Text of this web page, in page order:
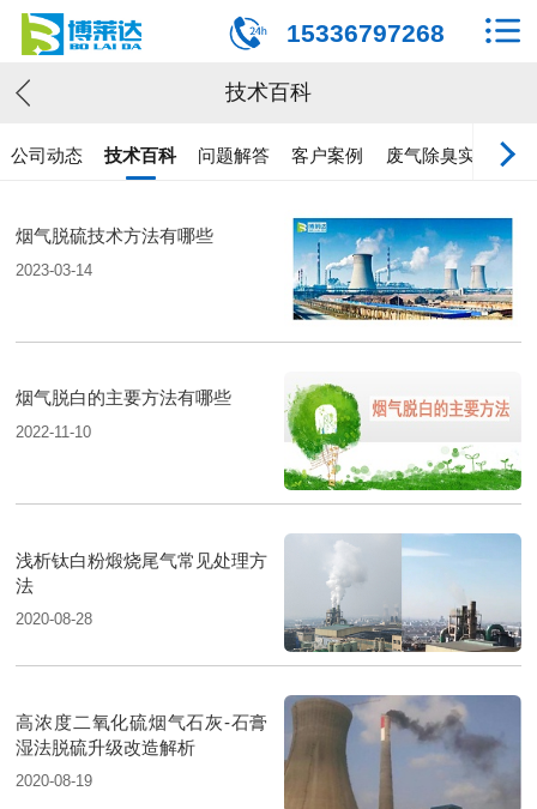
15336797268
技术百科
公司动态 技术百科 问题解答 客户案例 废气除臭实验
烟气脱硫技术方法有哪些
2023-03-14
烟气脱白的主要方法有哪些
2022-11-10
浅析钛白粉煅烧尾气常见处理方
法
2020-08-28
高浓度二氧化硫烟气石灰-石膏
湿法脱硫升级改造解析
2020-08-19